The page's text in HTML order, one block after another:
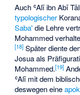
Auch ʿAlī ibn Abī
typologischer
Saba'die Lehre
Mohammed
[18] Später diente
Josua als
Mohammed.[19]
ʿAlī mit dem
deswegen eine